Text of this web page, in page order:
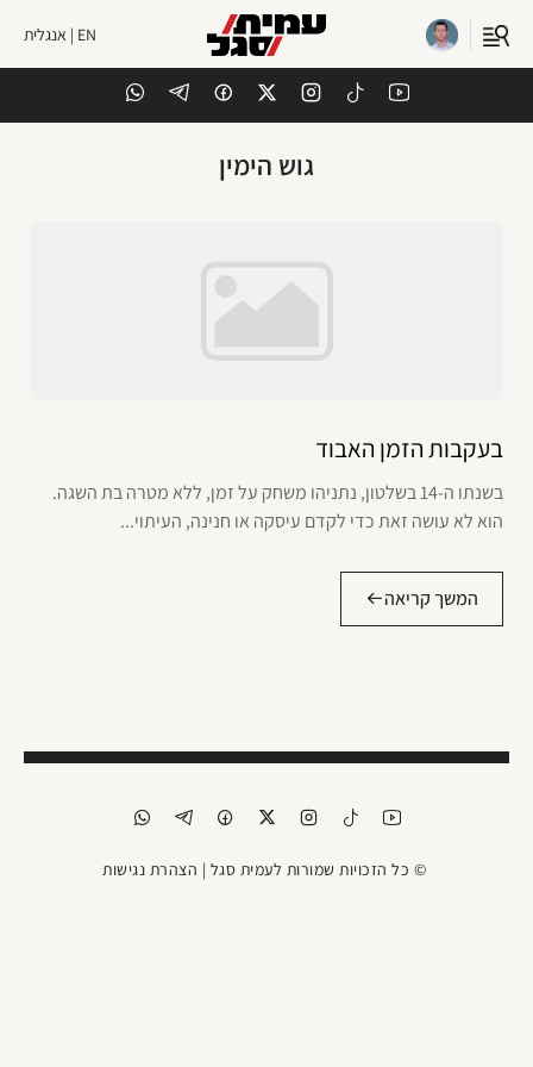
EN | אנגלית
גוש הימין
בעקבות הזמן האבוד
בשנתו ה-14 בשלטון, נתניהו משחק על זמן, ללא מטרה בת השגה.
הוא לא עושה זאת כדי לקדם עיסקה או חנינה, העיתוי...
המשך קריאה
© כל הזכויות שמורות לעמית סגל | הצהרת נגישות